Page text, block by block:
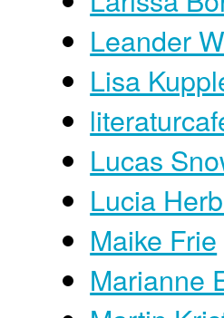
Leander
Lisa
Lucas
Lucia
Maike Frie
Marianne